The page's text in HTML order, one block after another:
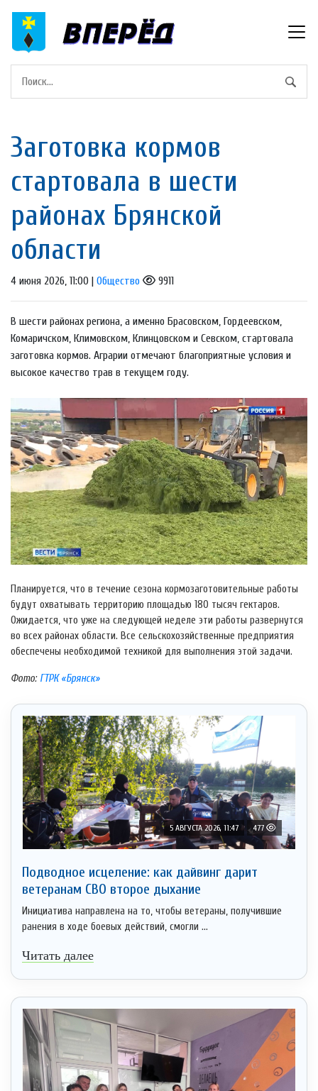
Заготовка кормов
стартовала в шести
районах Брянской
области
4 июня 2026, 11:00 | Общество 9911
В шести районах региона, а именно Брасовском, Гордеевском,
Комаричском, Климовском, Клинцовском и Севском, стартовала
заготовка кормов. Аграрии отмечают благоприятные условия и
высокое качество трав в текущем году.
Планируется, что в течение сезона кормозаготовительные работы
будут охватывать территорию площадью 180 тысяч гектаров.
Ожидается, что уже на следующей неделе эти работы развернутся
во всех районах области. Все сельскохозяйственные предприятия
обеспечены необходимой техникой для выполнения этой задачи.
Фото: ГТРК «Брянск»
5 АВГУСТА 2026, 11:47 477
Подводное исцеление: как дайвинг дарит
ветеранам СВО второе дыхание
Инициатива направлена на то, чтобы ветераны, получившие
ранения в ходе боевых действий, смогли ...
Читать далее